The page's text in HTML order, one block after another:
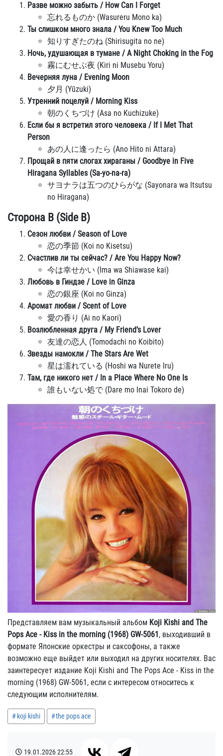
Разве можно забыть / How Can I Forget
忘れるものか (Wasureru Mono ka)
Ты слишком много знала / You Knew Too Much
知りすぎたのね (Shirisugita no ne)
Ночь, удушающая в тумане / A Night Choking in the Fog
霧にむせぶ夜 (Kiri ni Musebu Yoru)
Вечерняя луна / Evening Moon
夕月 (Yūzuki)
Утренний поцелуй / Morning Kiss
朝のくちづけ (Asa no Kuchizuke)
Если бы я встретил этого человека / If I Met That
Person
あの人に逢ったら (Ano Hito ni Attara)
Прощай в пяти слогах хираганы / Goodbye in Five
Hiragana Syllables (Sa-yo-na-ra)
サヨナラは五つのひらがな (Sayonara wa Itsutsu
no Hiragana)
Сторона B (Side B)
Сезон любви / Season of Love
恋の季節 (Koi no Kisetsu)
Счастлив ли ты сейчас? / Are You Happy Now?
今は幸せかい (Ima wa Shiawase kai)
Любовь в Гиндзе / Love in Ginza
恋の銀座 (Koi no Ginza)
Аромат любви / Scent of Love
愛の香り (Ai no Kaori)
Возлюбленная друга / My Friend’s Lover
友達の恋人 (Tomodachi no Koibito)
Звезды намокли / The Stars Are Wet
星は濡れている (Hoshi wa Nurete Iru)
Там, где никого нет / In a Place Where No One Is
誰もいない処で (Dare mo Inai Tokoro de)
Представляем вам музыкальный альбом Koji Kishi and The
Pops Ace - Kiss in the morning (1968) GW-5061, выходивший в
формате Японские оркестры и саксофоны, а также
возможно еще выйдет или выходил на других носителях. Вас
заинтересует издание Koji Kishi and The Pops Ace - Kiss in the
morning (1968) GW-5061, если с интересом относитесь к
следующим исполнителям.
koji kishi the pops ace
19.01.202622:55